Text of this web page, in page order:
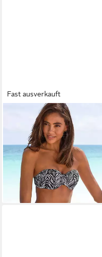
Fast ausverkauft
Bügel-Bandeau-Bikini-Top
Kanto, im Animal-Design
ab 48,99 €
lieferbar - in 1-2 Werktagen bei dir